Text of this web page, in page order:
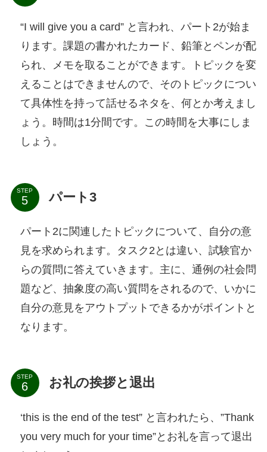
“I will give you a card” と言われ、パート2が始ま
ります。課題の書かれたカード、鉛筆とペンが配
られ、メモを取ることができます。トピックを変
えることはできませんので、そのトピックについ
て具体性を持って話せるネタを、何とか考えまし
ょう。時間は1分間です。この時間を大事にしま
しょう。
STEP パート3
パート2に関連したトピックについて、自分の意
見を求められます。タスク2とは違い、試験官か
らの質問に答えていきます。主に、通例の社会問
題など、抽象度の高い質問をされるので、いかに
自分の意見をアウトプットできるかがポイントと
なります。
STEP お礼の挨拶と退出
‘this is the end of the test” と言われたら、”Thank
you very much for your time”とお礼を言って退出